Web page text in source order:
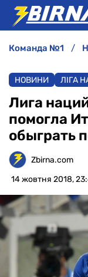
АНАЛІТИКА
ІНТЕРВ'Ю
РІЗНЕ
команда №1
НОВИНИ ЛІГА
Лига
помогла
обыграть
Zbirna.com
14 жовтня 2018,